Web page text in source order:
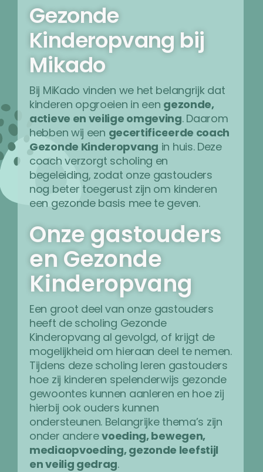
Gezonde
Kinderopvang bij
Mikado
Bij MiKado vinden we het belangrijk dat
kinderen opgroeien in een gezonde,
actieve en veilige omgeving. Daarom
hebben wij een gecertificeerde coach
Gezonde Kinderopvang in huis. Deze
coach verzorgt scholing en
begeleiding, zodat onze gastouders
nog beter toegerust zijn om kinderen
een gezonde basis mee te geven.
Onze gastouders
en Gezonde
Kinderopvang
Een groot deel van onze gastouders
heeft de scholing Gezonde
Kinderopvang al gevolgd, of krijgt de
mogelijkheid om hieraan deel te nemen.
Tijdens deze scholing leren gastouders
hoe zij kinderen spelenderwijs gezonde
gewoontes kunnen aanleren en hoe zij
hierbij ook ouders kunnen
ondersteunen. Belangrijke thema’s zijn
onder anderevoeding, bewegen,
mediaopvoeding, gezonde leefstijl
en veilig gedrag.